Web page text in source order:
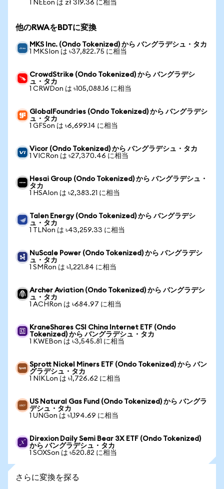
1 NEEon は zł 319.36 に相当
他のRWAをBDTに変換
MKS Inc. (Ondo Tokenized) から バングラデシュ・タカ
1 MKSIon は ৳37,822.75 に相当
CrowdStrike (Ondo Tokenized) から バングラデシ
ュ・タカ
1 CRWDon は ৳105,088.16 に相当
GlobalFoundries (Ondo Tokenized) から バングラデシ
ュ・タカ
1 GFSon は ৳6,699.14 に相当
Vicor (Ondo Tokenized) から バングラデシュ・タカ
1 VICRon は ৳27,370.46 に相当
Hesai Group (Ondo Tokenized) から バングラデシュ・
タカ
1 HSAIon は ৳2,383.21 に相当
Talen Energy (Ondo Tokenized) から バングラデシ
ュ・タカ
1 TLNon は ৳43,259.33 に相当
NuScale Power (Ondo Tokenized) から バングラデシ
ュ・タカ
1 SMRon は ৳1,221.84 に相当
Archer Aviation (Ondo Tokenized) から バングラデシ
ュ・タカ
1 ACHRon は ৳684.97 に相当
KraneShares CSI China Internet ETF (Ondo
Tokenized) から バングラデシュ・タカ
1 KWEBon は ৳3,545.81 に相当
Sprott Nickel Miners ETF (Ondo Tokenized) から バン
グラデシュ・タカ
1 NIKLon は ৳1,726.62 に相当
US Natural Gas Fund (Ondo Tokenized) から バングラ
デシュ・タカ
1 UNGon は ৳1,194.69 に相当
Direxion Daily Semi Bear 3X ETF (Ondo Tokenized)
から バングラデシュ・タカ
1 SOXSon は ৳520.82 に相当
さらに変換を探る